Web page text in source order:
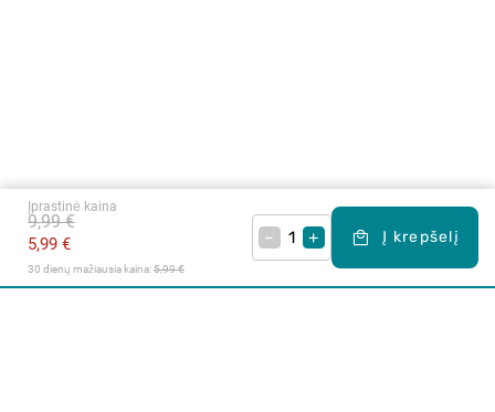
Įprastinė kaina
5,99 €
9,99 €
30 dienų mažiausia kaina: 5,99 €
– + Į krepšelį